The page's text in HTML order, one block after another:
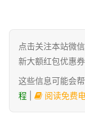
点击关注本站微
新大额红包优惠券
这些信息可能会
程
阅读免费